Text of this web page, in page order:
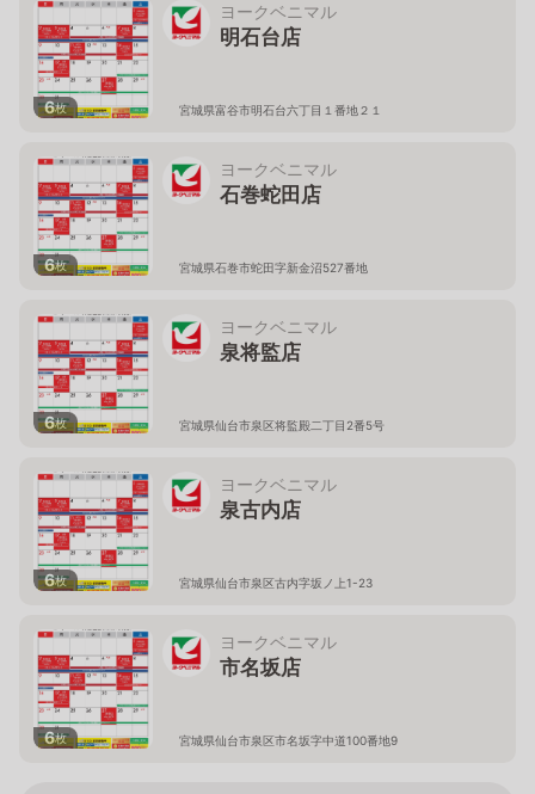
6枚
ヨークベニマル
明石台店
宮城県富谷市明石台六丁目１番地２１
6枚
ヨークベニマル
石巻蛇田店
宮城県石巻市蛇田字新金沼527番地
6枚
ヨークベニマル
泉将監店
宮城県仙台市泉区将監殿二丁目2番5号
6枚
ヨークベニマル
泉古内店
宮城県仙台市泉区古内字坂ノ上1-23
6枚
ヨークベニマル
市名坂店
宮城県仙台市泉区市名坂字中道100番地9